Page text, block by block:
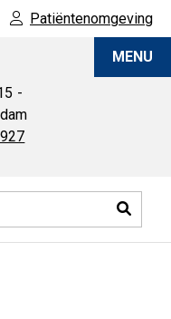
Patiëntenomgeving
MENU